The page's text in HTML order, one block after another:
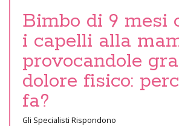
Bimbo di 9 mesi
i capelli alla
provocandole
dolore fisico:
fa?
Gli Specialisti Rispondono